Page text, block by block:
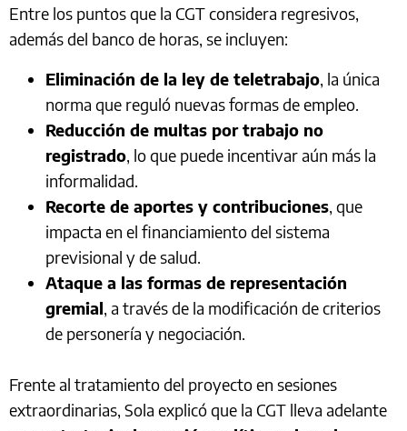
Entre los puntos que la CGT considera regresivos,
además del banco de horas, se incluyen:
Eliminación de la ley de teletrabajo, la única
norma que reguló nuevas formas de empleo.
Reducción de multas por trabajo no
registrado, lo que puede incentivar aún más la
informalidad.
Recorte de aportes y contribuciones, que
impacta en el financiamiento del sistema
previsional y de salud.
Ataque a las formas de representación
gremial, a través de la modificación de criterios
de personería y negociación.
Frente al tratamiento del proyecto en sesiones
extraordinarias, Sola explicó que la CGT lleva adelante